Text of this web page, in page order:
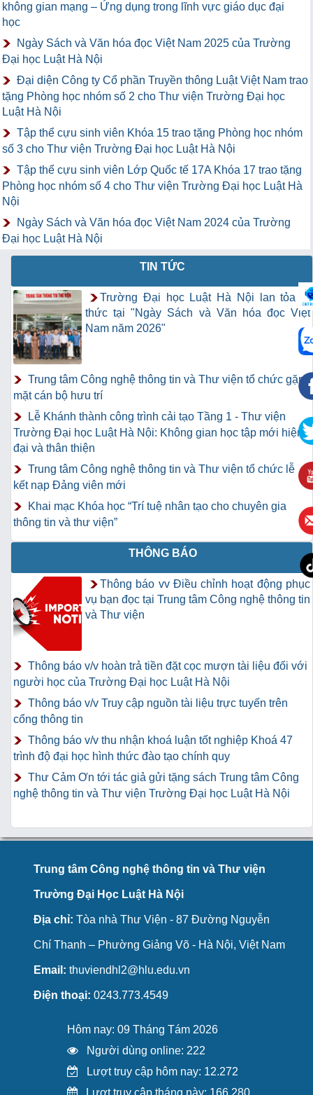
không gian mạng – Ứng dụng trong lĩnh vực giáo dục đại
học
Ngày Sách và Văn hóa đọc Việt Nam 2025 của Trường
Đại học Luật Hà Nội
Đại diện Công ty Cổ phần Truyền thông Luật Việt Nam trao
tặng Phòng học nhóm số 2 cho Thư viện Trường Đại học
Luật Hà Nội
Tập thể cựu sinh viên Khóa 15 trao tặng Phòng học nhóm
số 3 cho Thư viện Trường Đại học Luật Hà Nội
Tập thể cựu sinh viên Lớp Quốc tế 17A Khóa 17 trao tặng
Phòng học nhóm số 4 cho Thư viện Trường Đại học Luật Hà
Nội
Ngày Sách và Văn hóa đọc Việt Nam 2024 của Trường
Đại học Luật Hà Nội
TIN TỨC
Trường Đại học Luật Hà Nội lan tỏa tri
thức tại "Ngày Sách và Văn hóa đọc Việt
Nam năm 2026"
Trung tâm Công nghệ thông tin và Thư viện tổ chức gặp
mặt cán bộ hưu trí
Lễ Khánh thành công trình cải tạo Tầng 1 - Thư viện
Trường Đại học Luật Hà Nội: Không gian học tập mới hiện
đại và thân thiện
Trung tâm Công nghệ thông tin và Thư viện tổ chức lễ
kết nạp Đảng viên mới
Khai mạc Khóa học “Trí tuệ nhân tạo cho chuyên gia
thông tin và thư viện”
THÔNG BÁO
Thông báo vv Điều chỉnh hoạt động phục
vụ bạn đọc tại Trung tâm Công nghệ thông tin
và Thư viện
Thông báo v/v hoàn trả tiền đặt cọc mượn tài liệu đối với
người học của Trường Đại học Luật Hà Nội
Thông báo v/v Truy cập nguồn tài liệu trực tuyến trên
cổng thông tin
Thông báo v/v thu nhận khoá luận tốt nghiệp Khoá 47
trình độ đại học hình thức đào tạo chính quy
Thư Cảm Ơn tới tác giả gửi tặng sách Trung tâm Công
nghệ thông tin và Thư viện Trường Đại học Luật Hà Nội
Trung tâm Công nghệ thông tin và Thư viện
Trường Đại Học Luật Hà Nội
Địa chỉ: Tòa nhà Thư Viện - 87 Đường Nguyễn
Chí Thanh – Phường Giảng Võ - Hà Nội, Việt Nam
Email: thuviendhl2@hlu.edu.vn
Điện thoại: 0243.773.4549
Hôm nay: 09 Tháng Tám 2026
Người dùng online: 222
Lượt truy cập hôm nay: 12.272
Lượt truy cập tháng này: 166.280